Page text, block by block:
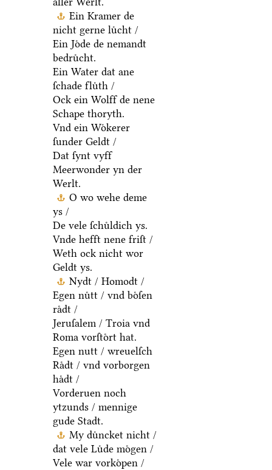
Ein Kramer de
nicht gerne luͤcht /
Ein Joͤde de nemandt
bedruͤcht.
Ein Water dat ane
ſchade fluͤth /
Ock ein Wolff de nene
Schape thoryth.
Vnd ein Woͤkerer
ſunder Geldt /
Dat ſynt vyff
Meerwonder yn der
Werlt.
O wo wehe deme
ys /
De vele ſchuͤldich ys.
Vnde hefft nene friſt /
Weth ock nicht wor
Geldt ys.
Nydt / Homodt /
Egen nuͤtt / vnd boͤſen
raͤdt /
Jeruſalem / Troia vnd
Roma vorſtoͤrt hat.
Egen nutt / wreuelſch
Raͤdt / vnd vorborgen
haͤdt /
Vorderuen noch
ytzunds / mennige
gude Stadt.
My duͤncket nicht /
dat vele Luͤde moͤgen /
Vele war vorkoͤpen /